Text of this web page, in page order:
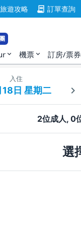
旅遊攻略 contract 訂單查詢
expand_more 機票 expand_more 訂房/票券
入住
2位成人, 0
選